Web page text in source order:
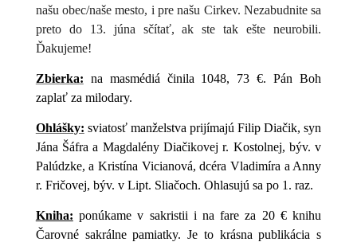
našu obec/naše mesto, i pre našu Cirkev. Nezabudnite sa
preto do 13. júna sčítať, ak ste tak ešte neurobili.
Ďakujeme!
Zbierka: na masmédiá činila 1048, 73 €. Pán Boh
zaplať za milodary.
Ohlášky: sviatosť manželstva prijímajú Filip Diačik, syn
Jána Šáfra a Magdalény Diačikovej r. Kostolnej, býv. v
Palúdzke, a Kristína Vicianová, dcéra Vladimíra a Anny
r. Fričovej, býv. v Lipt. Sliačoch. Ohlasujú sa po 1. raz.
Kniha: ponúkame v sakristii i na fare za 20 € knihu
Čarovné sakrálne pamiatky. Je to krásna publikácia s